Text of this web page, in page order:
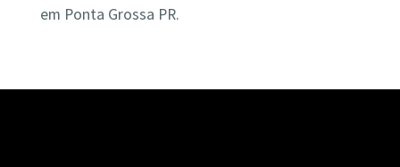
em Ponta Grossa PR.